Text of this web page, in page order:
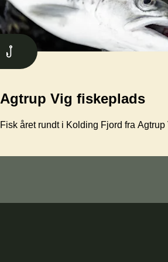
Agtrup Vig fiskeplads
Fisk året rundt i Kolding Fjord fra Agtrup